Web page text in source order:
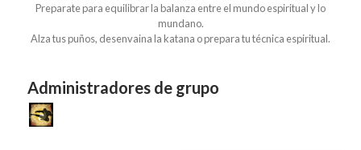
Preparate para equilibrar la balanza entre el mundo espiritual y lo
mundano.
Alza tus puños, desenvaina la katana o prepara tu técnica espiritual.
Administradores de grupo